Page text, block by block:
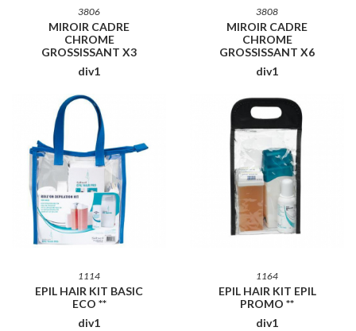
3806
MIROIR CADRE
CHROME
GROSSISSANT X3
div1
3808
MIROIR CADRE
CHROME
GROSSISSANT X6
div1
1114
EPIL HAIR KIT BASIC
ECO **
div1
1164
EPIL HAIR KIT EPIL
PROMO **
div1